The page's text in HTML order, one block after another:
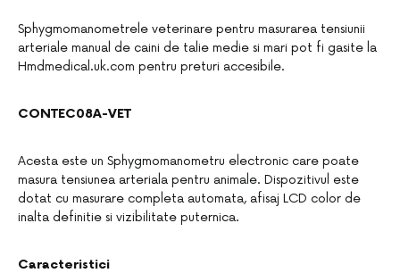
Sphygmomanometrele veterinare pentru masurarea tensiunii
arteriale manual de caini de talie medie si mari pot fi gasite la
Hmdmedical.uk.com pentru preturi accesibile.
CONTEC08A-VET
Acesta este un Sphygmomanometru electronic care poate
masura tensiunea arteriala pentru animale. Dispozitivul este
dotat cu masurare completa automata, afisaj LCD color de
inalta definitie si vizibilitate puternica.
Caracteristici